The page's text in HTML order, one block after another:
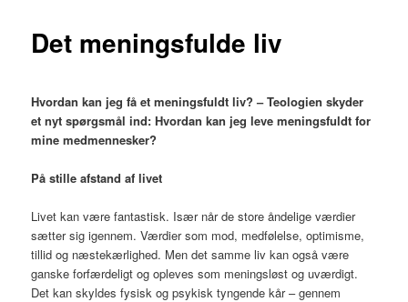
Det meningsfulde liv
Hvordan kan jeg få et meningsfuldt liv? – Teologien skyder
et nyt spørgsmål ind: Hvordan kan jeg leve meningsfuldt for
mine medmennesker?
På stille afstand af livet
Livet kan være fantastisk. Især når de store åndelige værdier
sætter sig igennem. Værdier som mod, medfølelse, optimisme,
tillid og næstekærlighed. Men det samme liv kan også være
ganske forfærdeligt og opleves som meningsløst og uværdigt.
Det kan skyldes fysisk og psykisk tyngende kår – gennem